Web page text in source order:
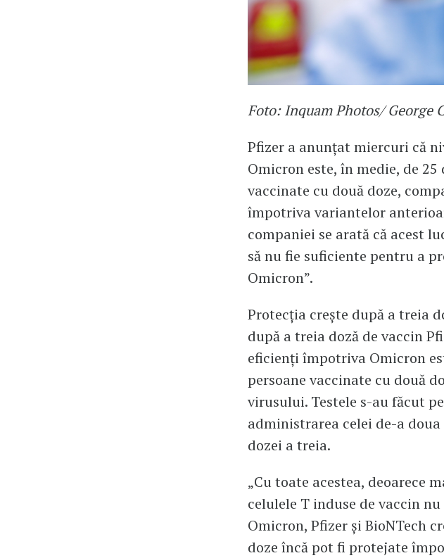
Foto: Inquam Photos/ George
Pfizer a anunțat miercuri că
Omicron este, în medie, de
vaccinate cu două doze,
împotriva variantelor
companiei se arată că acest
să nu fie suficiente pentru a
Omicron”.
Protecția crește după a treia
după a treia doză de vaccin
eficienți împotriva Omicron
persoane vaccinate cu două
virusului. Testele s-au făcut
administrarea celei de-a
dozei a treia.
„Cu toate acestea, deoarece
celulele T induse de vaccin
Omicron, Pfizer și BioNTech
doze încă pot fi protejate